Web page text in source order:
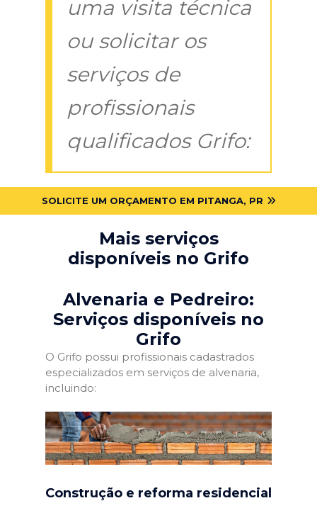
uma visita técnica
ou solicitar os
serviços de
profissionais
qualificados Grifo:
SOLICITE UM ORÇAMENTO EM PITANGA, PR
Mais serviços
disponíveis no Grifo
Alvenaria e Pedreiro:
Serviços disponíveis no
Grifo
O Grifo possui profissionais cadastrados
especializados em serviços de alvenaria,
incluindo:
Construção e reforma residencial